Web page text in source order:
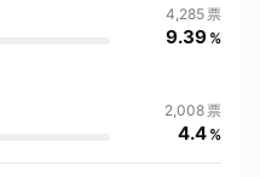
4,285 票
9.39 %
2,008 票
4.4 %